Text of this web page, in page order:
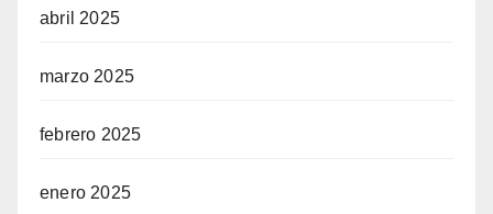
abril 2025
marzo 2025
febrero 2025
enero 2025